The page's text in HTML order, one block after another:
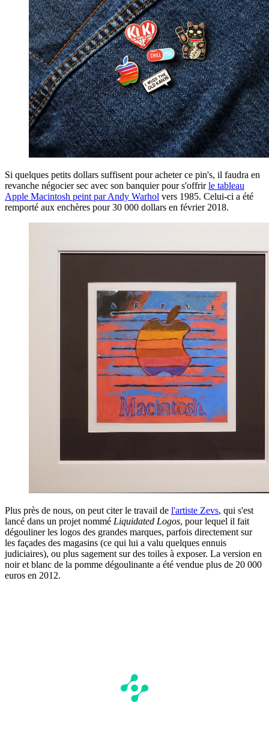
Si quelques petits dollars suffisent pour acheter ce pin's, il faudra en
revanche négocier sec avec son banquier pour s'offrirle tableau
Apple Macintosh peint par Andy Warhol vers 1985. Celui-ci a été
remporté aux enchères pour 30 000 dollars en février 2018.
Plus près de nous, on peut citer le travail de l'artiste Zevs, qui s'est
lancé dans un projet nommé Liquidated Logos, pour lequel il fait
dégouliner les logos des grandes marques, parfois directement sur
les façades des magasins (ce qui lui a valu quelques ennuis
judiciaires), ou plus sagement sur des toiles à exposer. La version en
noir et blanc de la pomme dégoulinante a été vendue plus de 20 000
euros en 2012.